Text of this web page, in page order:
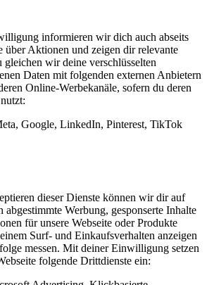
informieren wir dich auch abseits
über Aktionen und zeigen dir relevante
gleichen wir deine verschlüsselten
Daten mit folgenden externen Anbietern
Online-Werbekanäle, sofern du deren
Google, LinkedIn, Pinterest, TikTok
dieser Dienste können wir dir auf
abgestimmte Werbung, gesponserte Inhalte
für unsere Webseite oder Produkte
Surf- und Einkaufsverhalten anzeigen
messen. Mit deiner Einwilligung setzen
folgende Drittdienste ein: